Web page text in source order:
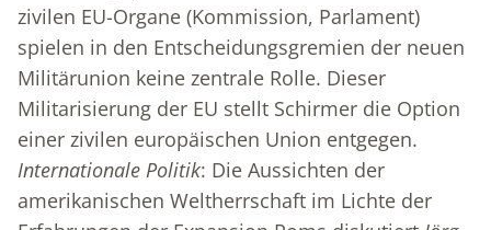
zivilen EU-Organe (Kommission, Parlament)
spielen in den Entscheidungsgremien der neuen
Militärunion keine zentrale Rolle. Dieser
Militarisierung der EU stellt Schirmer die Option
einer zivilen europäischen Union entgegen.
Internationale Politik: Die Aussichten der
amerikanischen Weltherrschaft im Lichte der